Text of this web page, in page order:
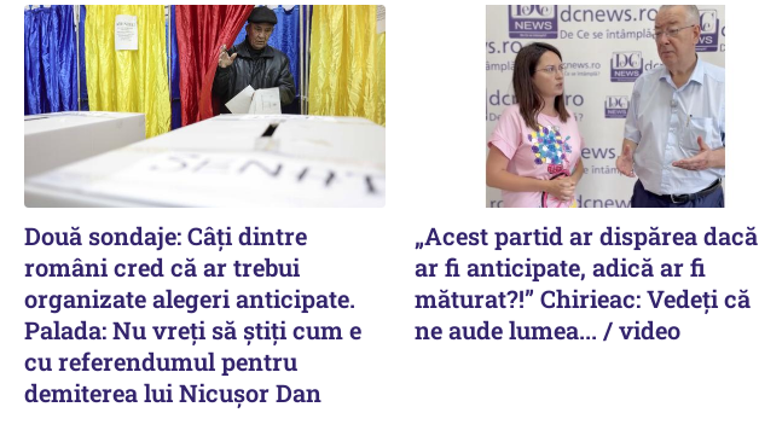
Două sondaje: Câți dintre
români cred că ar trebui
organizate alegeri anticipate.
Palada: Nu vreți să știți cum e
cu referendumul pentru
demiterea lui Nicușor Dan
„Acest partid ar dispărea dacă
ar fi anticipate, adică ar fi
măturat?!” Chirieac: Vedeți că
ne aude lumea... / video